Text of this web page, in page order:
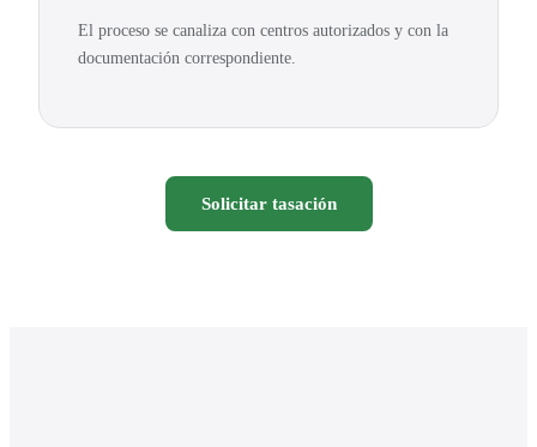
El proceso se canaliza con centros autorizados y con la
documentación correspondiente.
Solicitar tasación